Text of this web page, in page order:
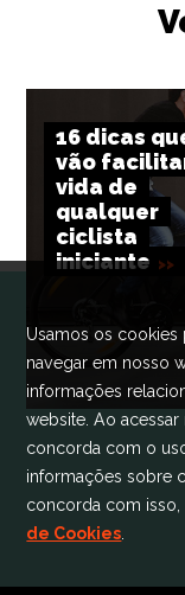
16 dicas
vão
vida de
qualquer
ciclista
iniciante
Usamos os cookies
navegar em nosso
informações
website. Ao
concorda com o
informações sobre
concorda com isso,
de Cookies